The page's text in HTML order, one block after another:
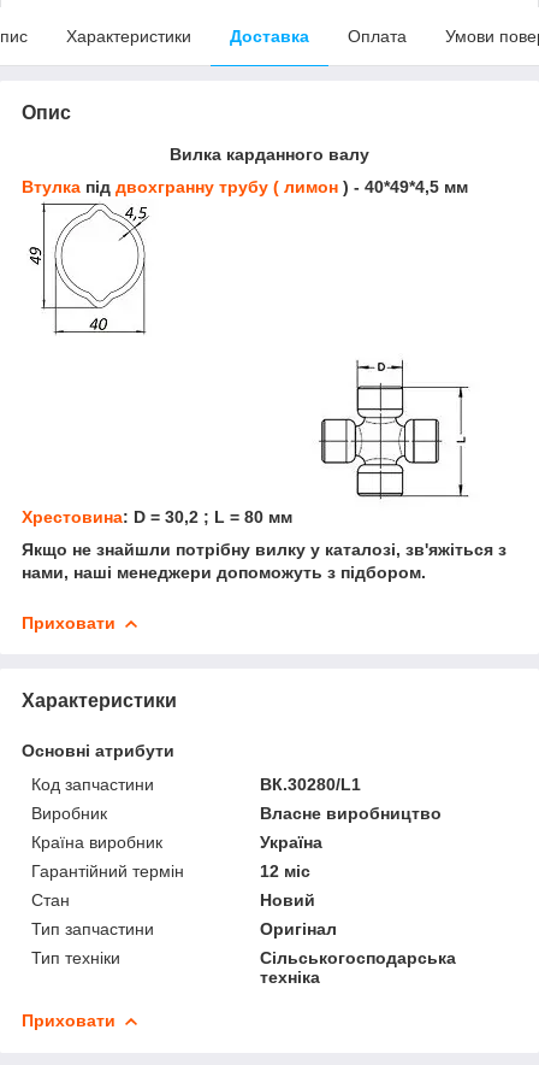
Характеристики Доставка Оплата Умови
Опис
Вилка карданного валу
Втулка під двохгранну трубу ( лимон ) - 40*49*4,5 мм
Хрестовина: D = 30,2 ; L = 80 мм
Якщо не знайшли потрібну вилку у каталозі, зв'яжіться з
нами, наші менеджери допоможуть з підбором.
Приховати
Характеристики
Основні атрибути
Код запчастини
ВК.30280/L1
Виробник
Власне виробництво
Країна виробник
Україна
Гарантійний термін
12 міс
Стан
Новий
Тип запчастини
Оригінал
Тип техніки
Сільськогосподарська
техніка
Приховати